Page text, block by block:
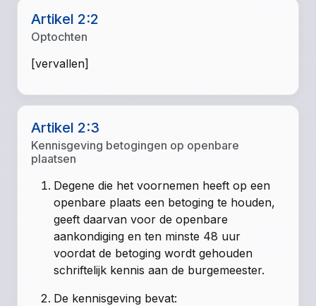
Artikel 2:2
Optochten
[vervallen]
Artikel 2:3
Kennisgeving betogingen op openbare
plaatsen
Degene die het voornemen heeft op een
openbare plaats een betoging te houden,
geeft daarvan voor de openbare
aankondiging en ten minste 48 uur
voordat de betoging wordt gehouden
schriftelijk kennis aan de burgemeester.
De kennisgeving bevat: